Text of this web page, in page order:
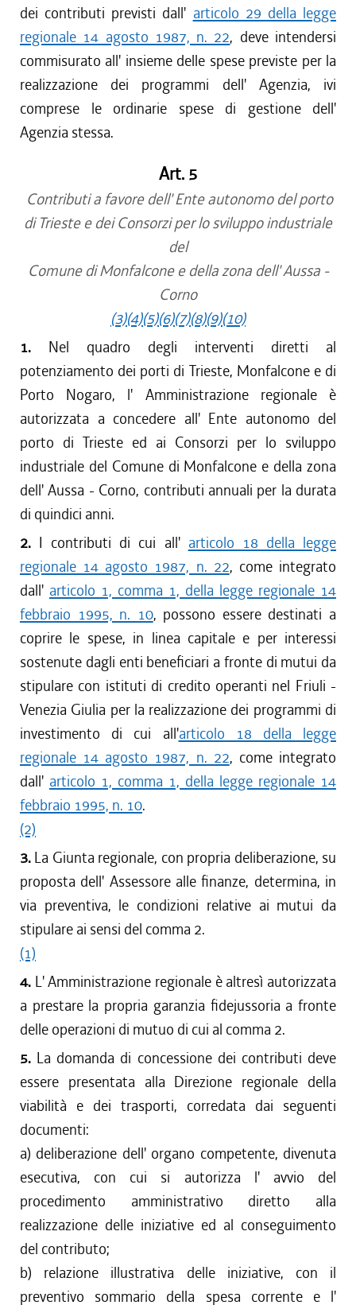
dei contributi previsti dall' articolo 29 della legge
regionale 14 agosto 1987, n. 22, deve intendersi
commisurato all' insieme delle spese previste per la
realizzazione dei programmi dell' Agenzia, ivi
comprese le ordinarie spese di gestione dell'
Agenzia stessa.
Art. 5
Contributi a favore dell' Ente autonomo del porto
di Trieste e dei Consorzi per lo sviluppo industriale
del
Comune di Monfalcone e della zona dell' Aussa -
Corno
(3)(4)(5)(6)(7)(8)(9)(10)
1. Nel quadro degli interventi diretti al
potenziamento dei porti di Trieste, Monfalcone e di
Porto Nogaro, l' Amministrazione regionale è
autorizzata a concedere all' Ente autonomo del
porto di Trieste ed ai Consorzi per lo sviluppo
industriale del Comune di Monfalcone e della zona
dell' Aussa - Corno, contributi annuali per la durata
di quindici anni.
2. I contributi di cui all' articolo 18 della legge
regionale 14 agosto 1987, n. 22, come integrato
dall' articolo 1, comma 1, della legge regionale 14
febbraio 1995, n. 10, possono essere destinati a
coprire le spese, in linea capitale e per interessi
sostenute dagli enti beneficiari a fronte di mutui da
stipulare con istituti di credito operanti nel Friuli -
Venezia Giulia per la realizzazione dei programmi di
investimento di cui all'articolo 18 della legge
regionale 14 agosto 1987, n. 22, come integrato
dall' articolo 1, comma 1, della legge regionale 14
febbraio 1995, n. 10.
(2)
3. La Giunta regionale, con propria deliberazione, su
proposta dell' Assessore alle finanze, determina, in
via preventiva, le condizioni relative ai mutui da
stipulare ai sensi del comma 2.
(1)
4. L' Amministrazione regionale è altresì autorizzata
a prestare la propria garanzia fidejussoria a fronte
delle operazioni di mutuo di cui al comma 2.
5. La domanda di concessione dei contributi deve
essere presentata alla Direzione regionale della
viabilità e dei trasporti, corredata dai seguenti
documenti:
a) deliberazione dell' organo competente, divenuta
esecutiva, con cui si autorizza l' avvio del
procedimento amministrativo diretto alla
realizzazione delle iniziative ed al conseguimento
del contributo;
b) relazione illustrativa delle iniziative, con il
preventivo sommario della spesa corrente e l'